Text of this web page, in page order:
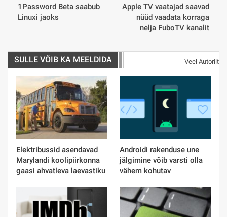
1Password Beta saabub
Linuxi jaoks
Apple TV vaatajad saavad
nüüd vaadata korraga
nelja FuboTV kanalit
SULLE VÕIB KA MEELDIDA Veel Autorilt
Elektribussid asendavad
Marylandi koolipiirkonna
gaasi ahvatleva laevastiku
Androidi rakenduse une
jälgimine võib varsti olla
vähem kohutav